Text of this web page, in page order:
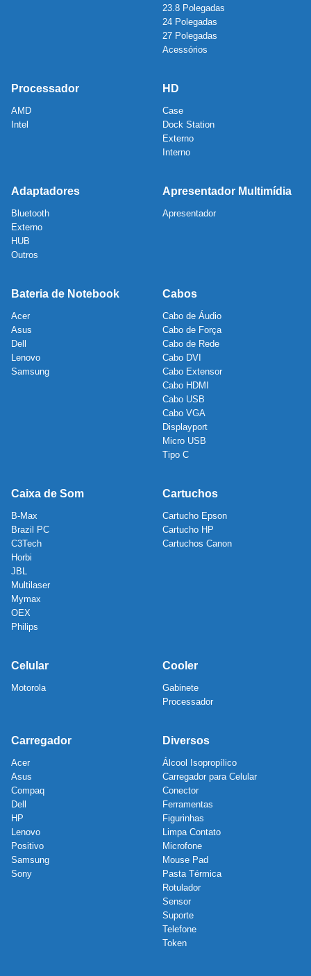
23.8 Polegadas
24 Polegadas
27 Polegadas
Acessórios
Processador
AMD
Intel
HD
Case
Dock Station
Externo
Interno
Adaptadores
Bluetooth
Externo
HUB
Outros
Apresentador Multimídia
Apresentador
Bateria de Notebook
Acer
Asus
Dell
Lenovo
Samsung
Cabos
Cabo de Áudio
Cabo de Força
Cabo de Rede
Cabo DVI
Cabo Extensor
Cabo HDMI
Cabo USB
Cabo VGA
Displayport
Micro USB
Tipo C
Caixa de Som
B-Max
Brazil PC
C3Tech
Horbi
JBL
Multilaser
Mymax
OEX
Philips
Cartuchos
Cartucho Epson
Cartucho HP
Cartuchos Canon
Celular
Motorola
Cooler
Gabinete
Processador
Carregador
Acer
Asus
Compaq
Dell
HP
Lenovo
Positivo
Samsung
Sony
Diversos
Álcool Isopropílico
Carregador para Celular
Conector
Ferramentas
Figurinhas
Limpa Contato
Microfone
Mouse Pad
Pasta Térmica
Rotulador
Sensor
Suporte
Telefone
Token